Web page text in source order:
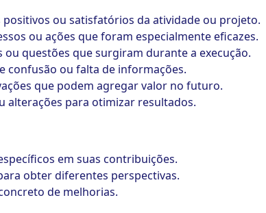
positivos ou satisfatórios da atividade ou projeto.
ou ações que foram especialmente eficazes.
ou questões que surgiram durante a execução.
confusão ou falta de informações.
que podem agregar valor no futuro.
alterações para otimizar resultados.
em suas contribuições.
obter diferentes perspectivas.
de melhorias.